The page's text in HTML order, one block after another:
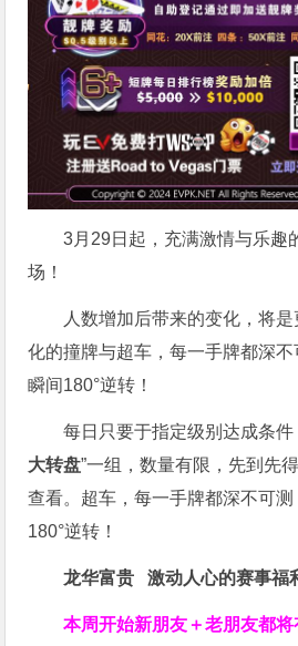
3月29日起，充满激情与乐趣
场！
人数增加后带来的变化，将
化的撞牌与超车，每一手牌都深
瞬间180°逆转！
每日只要于指定级别达成条件
大转盘”一组，数量有限，先到先
查看。 超车，每一手牌都深不可
180°逆转！
龙华富贵 激动人心的赛事福
本周开始新朋友＋老朋友都